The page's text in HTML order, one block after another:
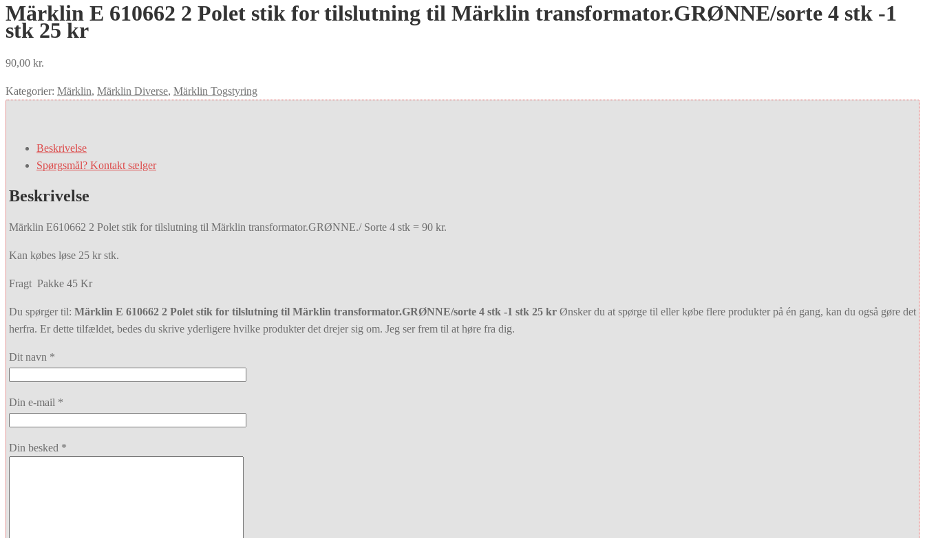
Märklin E 610662 2 Polet stik for tilslutning til Märklin transformator.GRØNNE/sorte 4 stk -1
stk 25 kr
90,00 kr.
Kategorier: Märklin, Märklin Diverse, Märklin Togstyring
Beskrivelse
Spørgsmål? Kontakt sælger
Beskrivelse
Märklin E610662 2 Polet stik for tilslutning til Märklin transformator.GRØNNE./ Sorte 4 stk = 90 kr.
Kan købes løse 25 kr stk.
Fragt Pakke 45 Kr
Du spørger til: Märklin E 610662 2 Polet stik for tilslutning til Märklin transformator.GRØNNE/sorte 4 stk -1 stk 25 kr Ønsker du at spørge til eller købe flere produkter på én gang, kan du også gøre det
herfra. Er dette tilfældet, bedes du skrive yderligere hvilke produkter det drejer sig om. Jeg ser frem til at høre fra dig.
Dit navn *
Din e-mail *
Din besked *